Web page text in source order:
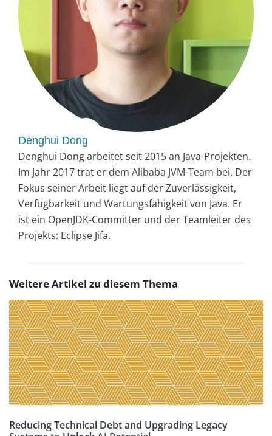
Denghui Dong
Denghui Dong arbeitet seit 2015 an Java-Projekten.
Im Jahr 2017 trat er dem Alibaba JVM-Team bei. Der
Fokus seiner Arbeit liegt auf der Zuverlässigkeit,
Verfügbarkeit und Wartungsfähigkeit von Java. Er
ist ein OpenJDK-Committer und der Teamleiter des
Projekts: Eclipse Jifa.
Weitere Artikel zu diesem Thema
Reducing Technical Debt and Upgrading Legacy